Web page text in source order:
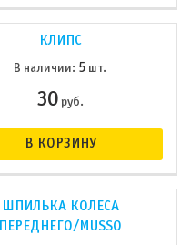
КЛИПС
В наличии: 5 шт.
30 руб.
В КОРЗИНУ
ШПИЛЬКА КОЛЕСА
ПЕРЕДНЕГО/MUSSO